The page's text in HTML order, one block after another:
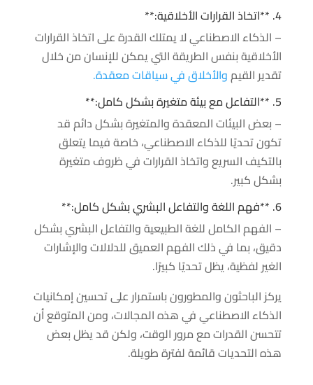
4. **اتخاذ القرارات الأخلاقية:**
– الذكاء الاصطناعي لا يمتلك القدرة على اتخاذ القرارات
الأخلاقية بنفس الطريقة التي يمكن للإنسان من خلال
تقدير القيموالأخلاق في سياقات معقدة.
5. **التفاعل مع بيئة متغيرة بشكل كامل:**
– بعض البيئات المعقدة والمتغيرة بشكل دائم قد
تكون تحديًا للذكاء الاصطناعي، خاصة فيما يتعلق
بالتكيف السريع واتخاذ القرارات في ظروف متغيرة
بشكل كبير.
6. **فهم اللغة والتفاعل البشري بشكل كامل:**
– الفهم الكامل للغة الطبيعية والتفاعل البشري بشكل
دقيق، بما في ذلك الفهم العميق للدلالات والإشارات
الغير لفظية، يظل تحديًا كبيرًا.
يركز الباحثون والمطورون باستمرار على تحسين إمكانيات
الذكاء الاصطناعي في هذه المجالات، ومن المتوقع أن
تتحسن القدرات مع مرور الوقت، ولكن قد يظل بعض
هذه التحديات قائمة لفترة طويلة.